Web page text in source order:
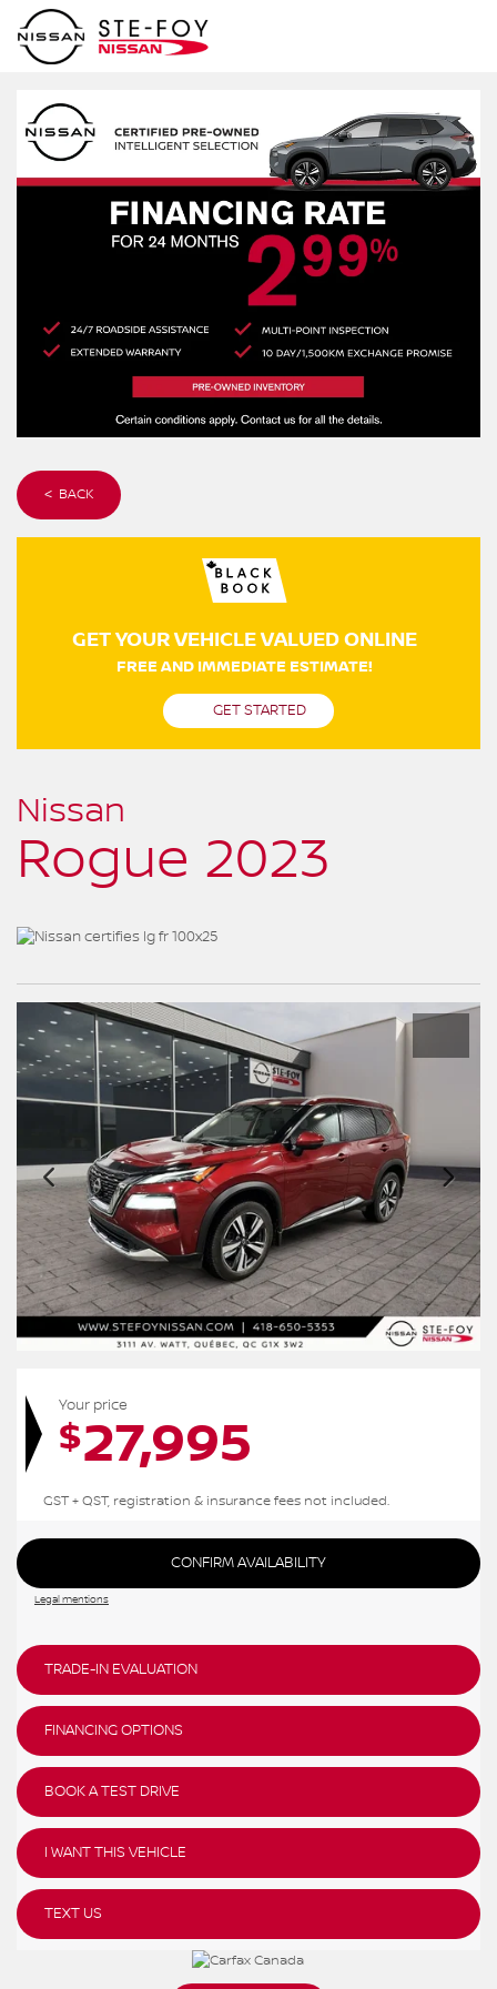
< BACK
GET YOUR VEHICLE VALUED ONLINE
FREE AND IMMEDIATE ESTIMATE!
GET STARTED
Nissan
Rogue 2023
Your price
$27,995
GST + QST, registration & insurance fees not included.
CONFIRM AVAILABILITY
Legal mentions
TRADE-IN EVALUATION
FINANCING OPTIONS
BOOK A TEST DRIVE
I WANT THIS VEHICLE
TEXT US